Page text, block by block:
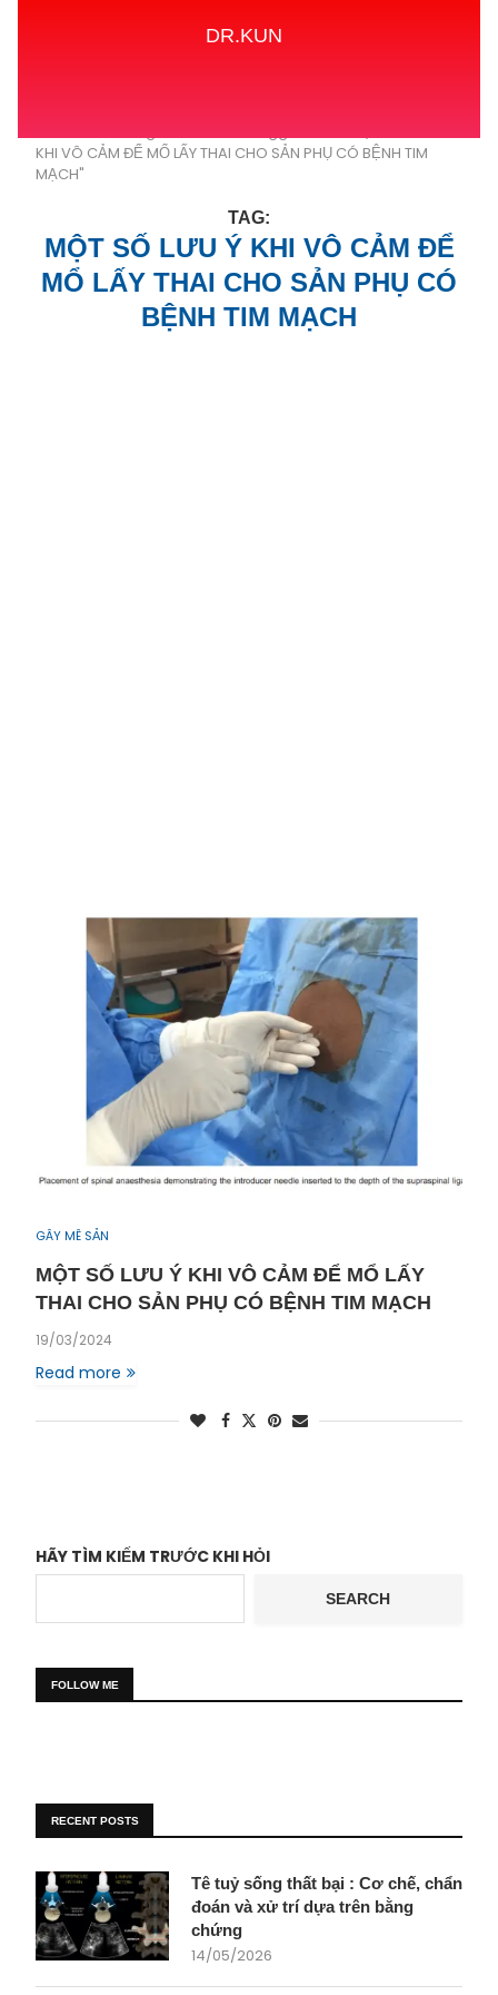
DR.KUN
KHI VÔ CẢM ĐỂ MỔ LẤY THAI CHO SẢN PHỤ CÓ BỆNH TIM
MẠCH"
TAG:
MỘT SỐ LƯU Ý KHI VÔ CẢM ĐỂ
MỔ LẤY THAI CHO SẢN PHỤ CÓ
BỆNH TIM MẠCH
GÂY MÊ SẢN
MỘT SỐ LƯU Ý KHI VÔ CẢM ĐỂ MỔ LẤY
THAI CHO SẢN PHỤ CÓ BỆNH TIM MẠCH
19/03/2024
Read more
HÃY TÌM KIẾM TRƯỚC KHI HỎI
SEARCH
FOLLOW ME
RECENT POSTS
Tê tuỷ sống thất bại : Cơ chế, chẩn
đoán và xử trí dựa trên bằng
chứng
14/05/2026